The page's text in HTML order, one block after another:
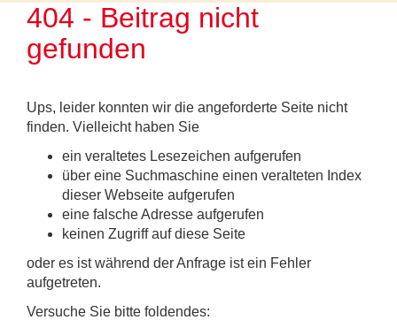
404 - Beitrag nicht
gefunden
Ups, leider konnten wir die angeforderte Seite nicht
finden. Vielleicht haben Sie
ein veraltetes Lesezeichen aufgerufen
über eine Suchmaschine einen veralteten Index
dieser Webseite aufgerufen
eine falsche Adresse aufgerufen
keinen Zugriff auf diese Seite
oder es ist während der Anfrage ist ein Fehler
aufgetreten.
Versuche Sie bitte foldendes: